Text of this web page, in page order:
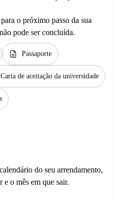
o próximo passo da sua
pode ser concluída.
description Passaporte
Carta de aceitação da universidade
do seu arrendamento,
e o mês em que sair.